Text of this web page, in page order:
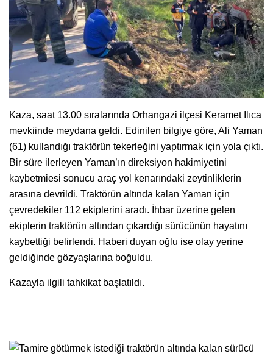
Kaza, saat 13.00 sıralarında Orhangazi ilçesi Keramet Ilıca
mevkiinde meydana geldi. Edinilen bilgiye göre, Ali Yaman
(61) kullandığı traktörün tekerleğini yaptırmak için yola çıktı.
Bir süre ilerleyen Yaman’ın direksiyon hakimiyetini
kaybetmiesi sonucu araç yol kenarındaki zeytinliklerin
arasına devrildi. Traktörün altında kalan Yaman için
çevredekiler 112 ekiplerini aradı. İhbar üzerine gelen
ekiplerin traktörün altından çıkardığı sürücünün hayatını
kaybettiği belirlendi. Haberi duyan oğlu ise olay yerine
geldiğinde gözyaşlarına boğuldu.
Kazayla ilgili tahkikat başlatıldı.